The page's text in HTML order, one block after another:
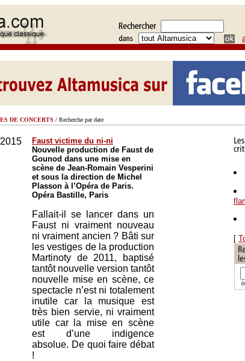
DE CONCERTS / Recherche par date
Faust victime du ni-ni
Nouvelle production de Faust de
Gounod dans une mise en
scène de Jean-Romain Vesperini
et sous la direction de Michel
Plasson à l’Opéra de Paris.
Opéra Bastille, Paris
Fallait-il se lancer dans un
Faust ni vraiment nouveau
ni vraiment ancien ? Bâti sur
les vestiges de la production
Martinoty de 2011, baptisé
tantôt nouvelle version tantôt
nouvelle mise en scène, ce
spectacle n’est ni totalement
inutile car la musique est
très bien servie, ni vraiment
utile car la mise en scène
est d’une indigence
absolue. De quoi faire débat
!
[